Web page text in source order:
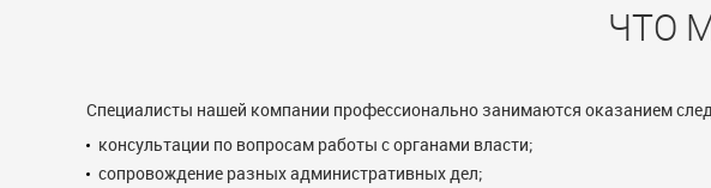
ЧТО
Специалисты нашей компании профессионально занимаются оказанием
консультации по вопросам работы с органами власти;
сопровождение разных административных дел;